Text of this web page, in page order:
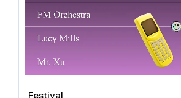
Festival